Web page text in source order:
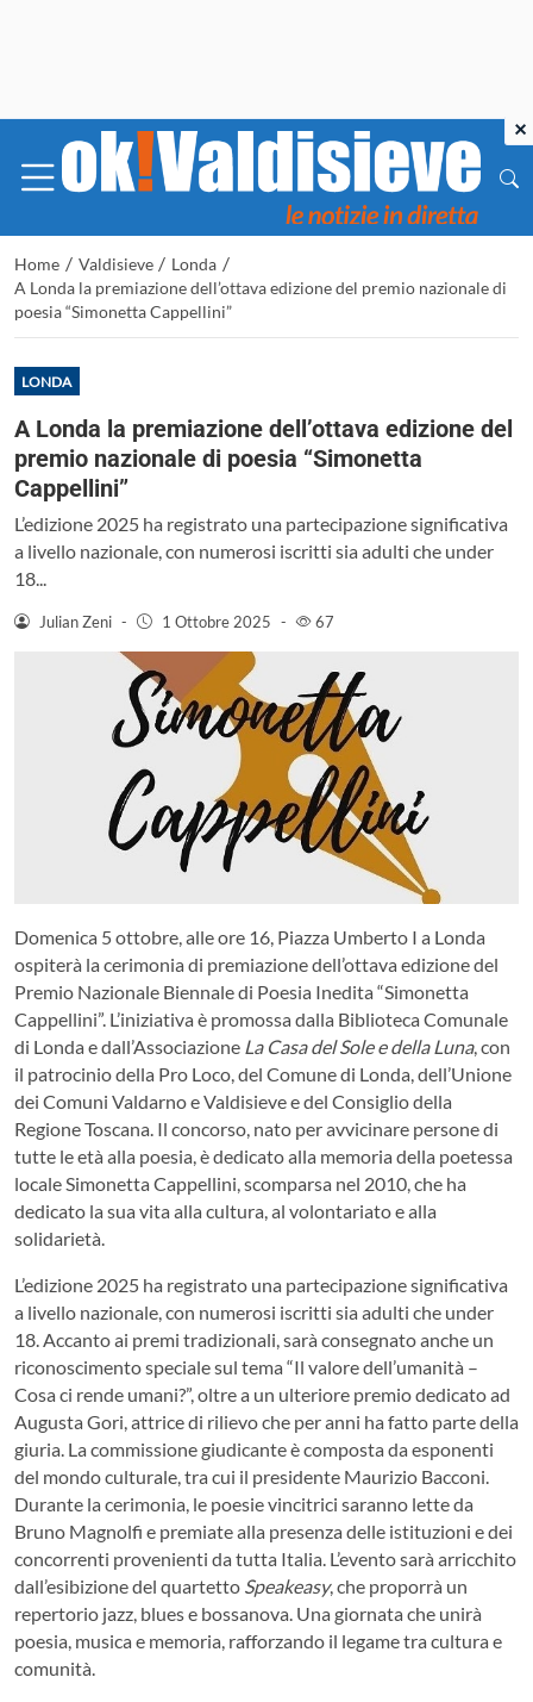
Home / Valdisieve / Londa /
A Londa la premiazione dell’ottava edizione del premio nazionale di
poesia “Simonetta Cappellini”
LONDA
A Londa la premiazione dell’ottava edizione del
premio nazionale di poesia “Simonetta
Cappellini”
L’edizione 2025 ha registrato una partecipazione significativa
a livello nazionale, con numerosi iscritti sia adulti che under
18...
Julian Zeni - 1 Ottobre 2025 - 67
Domenica 5 ottobre, alle ore 16, Piazza Umberto I a Londa
ospiterà la cerimonia di premiazione dell’ottava edizione del
Premio Nazionale Biennale di Poesia Inedita “Simonetta
Cappellini”. L’iniziativa è promossa dalla Biblioteca Comunale
di Londa e dall’Associazione La Casa del Sole e della Luna, con
il patrocinio della Pro Loco, del Comune di Londa, dell’Unione
dei Comuni Valdarno e Valdisieve e del Consiglio della
Regione Toscana. Il concorso, nato per avvicinare persone di
tutte le età alla poesia, è dedicato alla memoria della poetessa
locale Simonetta Cappellini, scomparsa nel 2010, che ha
dedicato la sua vita alla cultura, al volontariato e alla
solidarietà.
L’edizione 2025 ha registrato una partecipazione significativa
a livello nazionale, con numerosi iscritti sia adulti che under
18. Accanto ai premi tradizionali, sarà consegnato anche un
riconoscimento speciale sul tema “Il valore dell’umanità –
Cosa ci rende umani?”, oltre a un ulteriore premio dedicato ad
Augusta Gori, attrice di rilievo che per anni ha fatto parte della
giuria. La commissione giudicante è composta da esponenti
del mondo culturale, tra cui il presidente Maurizio Bacconi.
Durante la cerimonia, le poesie vincitrici saranno lette da
Bruno Magnolfi e premiate alla presenza delle istituzioni e dei
concorrenti provenienti da tutta Italia. L’evento sarà arricchito
dall’esibizione del quartetto Speakeasy, che proporrà un
repertorio jazz, blues e bossanova. Una giornata che unirà
poesia, musica e memoria, rafforzando il legame tra cultura e
comunità.
×